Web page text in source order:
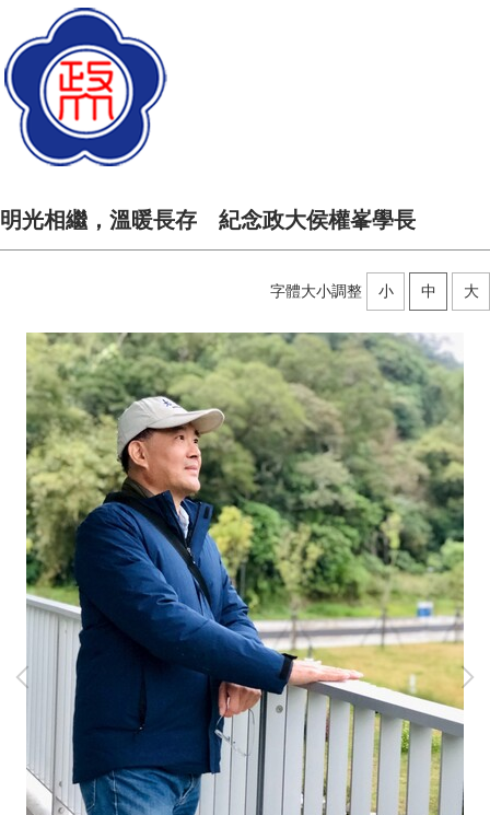
明光相繼，溫暖長存 紀念政大侯權峯學長
字體大小調整 小 中 大